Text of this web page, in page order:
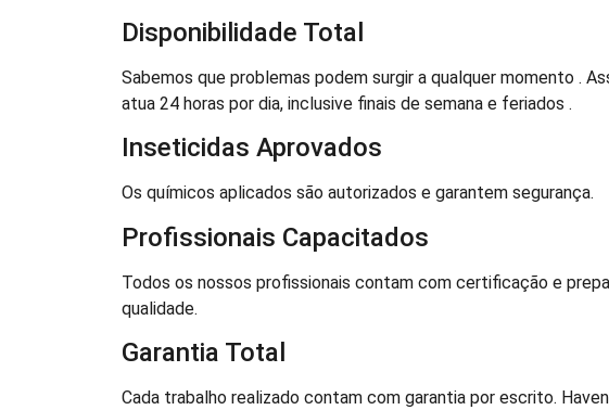
Disponibilidade Total
Sabemos que problemas podem surgir a qualquer momento .
atua 24 horas por dia, inclusive finais de semana e feriados .
Inseticidas Aprovados
Os químicos aplicados são autorizados e garantem segurança.
Profissionais Capacitados
Todos os nossos profissionais contam com certificação e
qualidade.
Garantia Total
Cada trabalho realizado contam com garantia por escrito.